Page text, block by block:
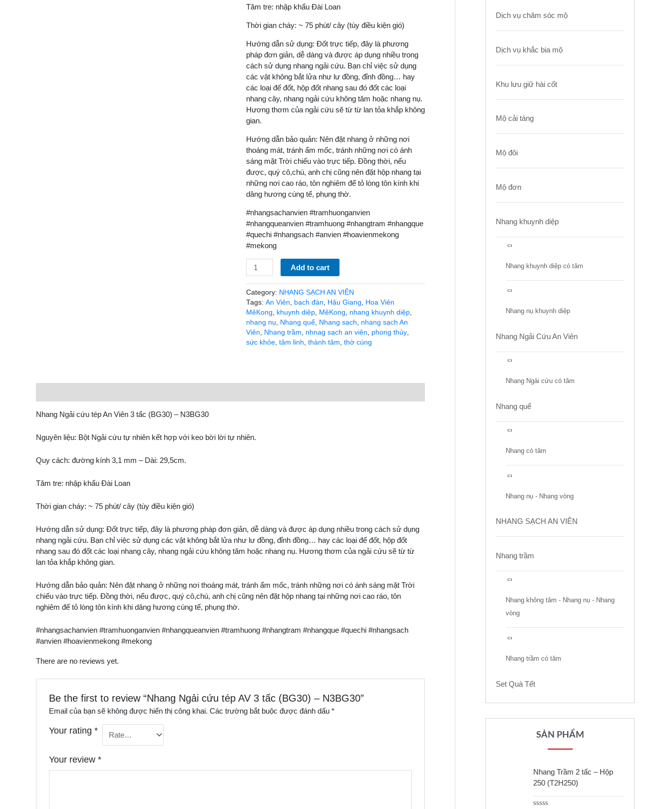
Tăm tre: nhập khẩu Đài Loan
Thời gian cháy: ~ 75 phút/ cây (tùy điều kiện gió)
Hướng dẫn sử dụng: Đốt trực tiếp, đây là phương
pháp đơn giản, dễ dàng và được áp dụng nhiều trong
cách sử dụng nhang ngải cứu. Bạn chỉ việc sử dụng
các vật không bắt lửa như lư đồng, đỉnh đồng… hay
các loại đế đốt, hộp đốt nhang sau đó đốt các loại
nhang cây, nhang ngải cứu không tăm hoặc nhang nụ.
Hương thơm của ngải cứu sẽ từ từ lan tỏa khắp không
gian.
Hướng dẫn bảo quản: Nên đặt nhang ở những nơi
thoáng mát, tránh ẩm mốc, tránh những nơi có ánh
sáng mặt Trời chiếu vào trực tiếp. Đồng thời, nếu
được, quý cô,chú, anh chị cũng nên đặt hộp nhang tại
những nơi cao ráo, tôn nghiêm để tỏ lòng tôn kính khi
dâng hương cúng tế, phụng thờ.
#nhangsachanvien #tramhuonganvien
#nhangqueanvien #tramhuong #nhangtram #nhangque
#quechi #nhangsach #anvien #hoavienmekong
#mekong
Add to cart
Category: NHANG SẠCH AN VIÊN
Tags: An Viên, bạch đàn, Hậu Giang, Hoa Viên
MêKong, khuynh diệp, MêKong, nhang khuynh diệp,
nhang nụ, Nhang quế, Nhang sạch, nhang sạch An
Viên, Nhang trầm, nhnag sạch an viên, phong thủy,
sức khỏe, tâm linh, thành tâm, thờ cúng
Nhang Ngải cứu tép An Viên 3 tấc (BG30) – N3BG30
Nguyên liệu: Bột Ngải cứu tự nhiên kết hợp với keo bời lời tự nhiên.
Quy cách: đường kính 3,1 mm – Dài: 29,5cm.
Tăm tre: nhập khẩu Đài Loan
Thời gian cháy: ~ 75 phút/ cây (tùy điều kiện gió)
Hướng dẫn sử dụng: Đốt trực tiếp, đây là phương pháp đơn giản, dễ dàng và được áp dụng nhiều trong cách sử dụng
nhang ngải cứu. Bạn chỉ việc sử dụng các vật không bắt lửa như lư đồng, đỉnh đồng… hay các loại đế đốt, hộp đốt
nhang sau đó đốt các loại nhang cây, nhang ngải cứu không tăm hoặc nhang nụ. Hương thơm của ngải cứu sẽ từ từ
lan tỏa khắp không gian.
Hướng dẫn bảo quản: Nên đặt nhang ở những nơi thoáng mát, tránh ẩm mốc, tránh những nơi có ánh sáng mặt Trời
chiếu vào trực tiếp. Đồng thời, nếu được, quý cô,chú, anh chị cũng nên đặt hộp nhang tại những nơi cao ráo, tôn
nghiêm để tỏ lòng tôn kính khi dâng hương cúng tế, phụng thờ.
#nhangsachanvien #tramhuonganvien #nhangqueanvien #tramhuong #nhangtram #nhangque #quechi #nhangsach
#anvien #hoavienmekong #mekong
There are no reviews yet.
Be the first to review “Nhang Ngải cứu tép AV 3 tấc (BG30) – N3BG30”
Email của bạn sẽ không được hiển thị công khai. Các trường bắt buộc được đánh dấu*
Your rating*
Your review*
Dịch vụ chăm sóc mộ
Dịch vụ khắc bia mộ
Khu lưu giữ hài cốt
Mộ cải táng
Mộ đôi
Mộ đơn
Nhang khuynh diệp
Nhang khuynh diệp có tăm
Nhang nụ khuynh diệp
Nhang Ngải Cứu An Viên
Nhang Ngải cứu có tăm
Nhang quế
Nhang có tăm
Nhang nụ - Nhang vòng
NHANG SẠCH AN VIÊN
Nhang trầm
Nhang không tăm - Nhang nụ - Nhang
vòng
Nhang trầm có tăm
Set Quà Tết
SẢN PHẨM
Nhang Trầm 2 tấc – Hộp
250 (T2H250)